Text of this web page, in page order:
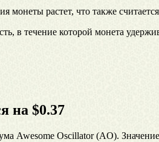
монеты растет, что также
в течение которой монета
на $0.37
Awesome Oscillator (AO).